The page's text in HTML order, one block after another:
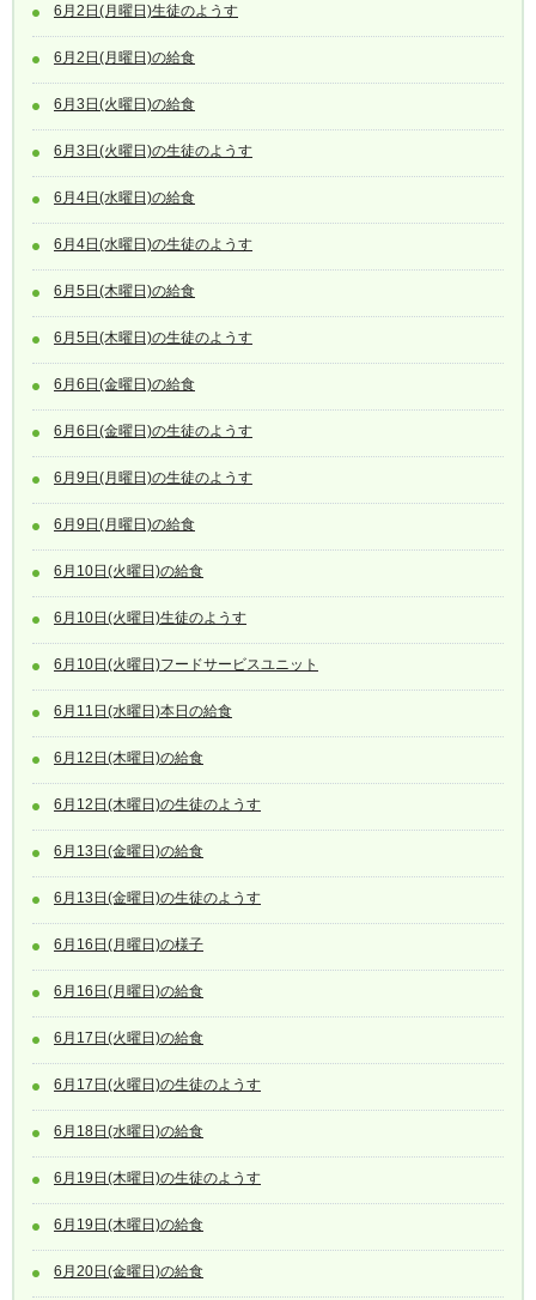
6月2日(月曜日)生徒のようす
6月2日(月曜日)の給食
6月3日(火曜日)の給食
6月3日(火曜日)の生徒のようす
6月4日(水曜日)の給食
6月4日(水曜日)の生徒のようす
6月5日(木曜日)の給食
6月5日(木曜日)の生徒のようす
6月6日(金曜日)の給食
6月6日(金曜日)の生徒のようす
6月9日(月曜日)の生徒のようす
6月9日(月曜日)の給食
6月10日(火曜日)の給食
6月10日(火曜日)生徒のようす
6月10日(火曜日)フードサービスユニット
6月11日(水曜日)本日の給食
6月12日(木曜日)の給食
6月12日(木曜日)の生徒のようす
6月13日(金曜日)の給食
6月13日(金曜日)の生徒のようす
6月16日(月曜日)の様子
6月16日(月曜日)の給食
6月17日(火曜日)の給食
6月17日(火曜日)の生徒のようす
6月18日(水曜日)の給食
6月19日(木曜日)の生徒のようす
6月19日(木曜日)の給食
6月20日(金曜日)の給食